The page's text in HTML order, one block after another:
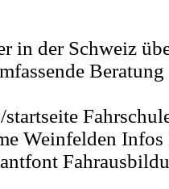
in der Schweiz
Weinfelden